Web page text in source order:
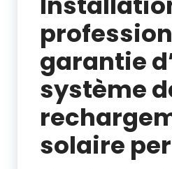
garantie
système
solaire